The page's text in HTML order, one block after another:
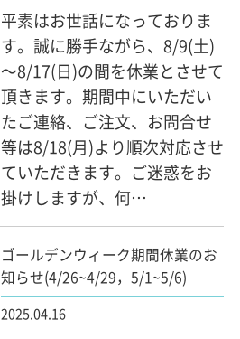
平素はお世話になっておりま
す。誠に勝手ながら、8/9(土)
～8/17(日)の間を休業とさせて
頂きます。期間中にいただい
たご連絡、ご注文、お問合せ
等は8/18(月)より順次対応させ
ていただきます。ご迷惑をお
掛けしますが、何…
ゴールデンウィーク期間休業のお
知らせ(4/26~4/29，5/1~5/6)
2025.04.16